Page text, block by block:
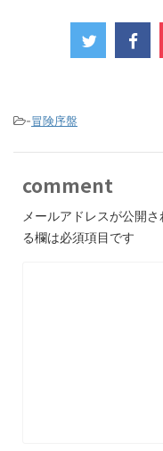
-冒険序盤
comment
メールアドレスが公開さ
る欄は必須項目です